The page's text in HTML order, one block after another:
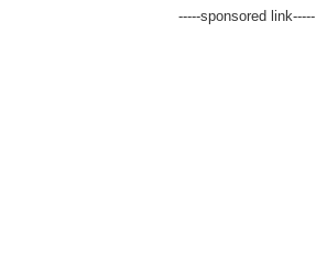
-----sponsored link-----